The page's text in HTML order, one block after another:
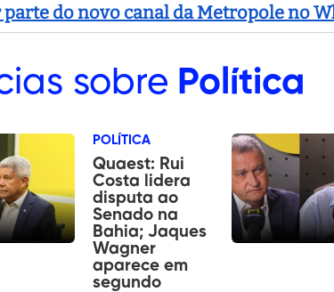
parte do novo canal da Metropole no
sobre Política
POLÍTICA
Quaest: Rui
Costa lidera
disputa ao
Senado na
Bahia; Jaques
Wagner
aparece em
segundo